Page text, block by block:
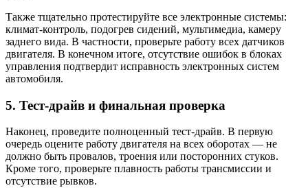
Также тщательно протестируйте все электронные системы:
климат-контроль, подогрев сидений, мультимедиа, камеру
заднего вида. В частности, проверьте работу всех датчиков
двигателя. В конечном итоге, отсутствие ошибок в блоках
управления подтвердит исправность электронных систем
автомобиля.
5. Тест-драйв и финальная проверка
Наконец, проведите полноценный тест-драйв. В первую
очередь оцените работу двигателя на всех оборотах — не
должно быть провалов, троения или посторонних стуков.
Кроме того, проверьте плавность работы трансмиссии и
отсутствие рывков.